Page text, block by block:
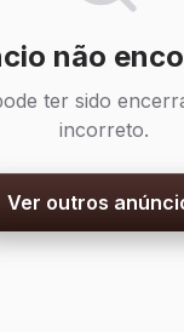
não
ter sido
incorreto.
Ver outros